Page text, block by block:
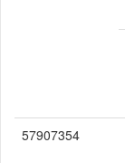
57907354